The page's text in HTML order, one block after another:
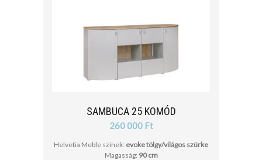
SAMBUCA 25 KOMÓD
260 000 Ft
Helvetia Meble színek: evoke tölgy/világos szürke
Magasság: 90 cm